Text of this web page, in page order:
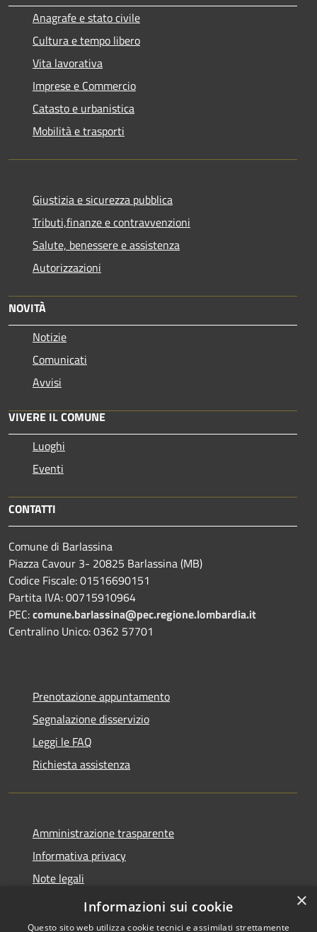
Anagrafe e stato civile
Cultura e tempo libero
Vita lavorativa
Imprese e Commercio
Catasto e urbanistica
Mobilità e trasporti
Giustizia e sicurezza pubblica
Tributi,finanze e contravvenzioni
Salute, benessere e assistenza
Autorizzazioni
NOVITÀ
Notizie
Comunicati
Avvisi
VIVERE IL COMUNE
Luoghi
Eventi
CONTATTI
Comune di Barlassina
Piazza Cavour 3- 20825 Barlassina (MB)
Codice Fiscale: 01516690151
Partita IVA: 00715910964
PEC:comune.barlassina@pec.regione.lombardia.it
Centralino Unico: 0362 57701
Prenotazione appuntamento
Segnalazione disservizio
Leggi le FAQ
Richiesta assistenza
Amministrazione trasparente
Informativa privacy
Note legali
Dichiarazione di accessibilità
×
Informazioni sui cookie
Questo sito web utilizza cookie tecnici e assimilati strettamente